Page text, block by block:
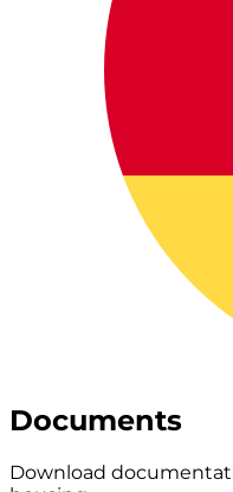
Documents
Download